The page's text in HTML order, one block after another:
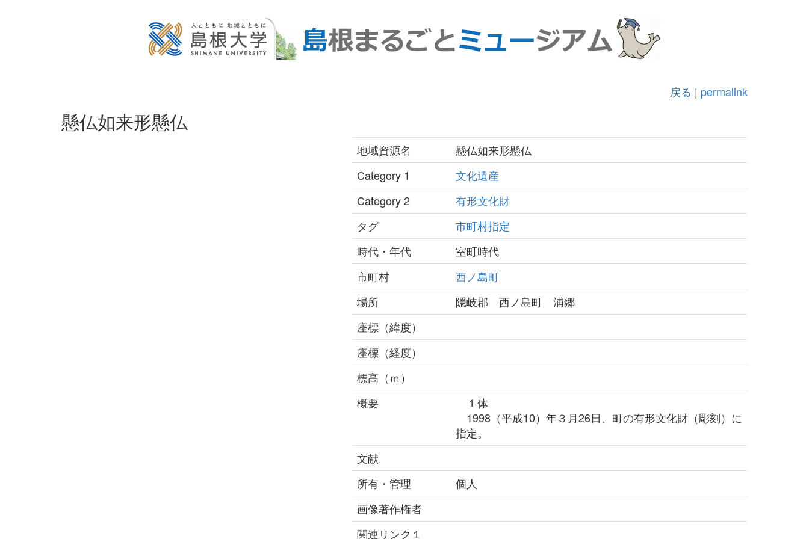
戻る | permalink
懸仏如来形懸仏
地域資源名
懸仏如来形懸仏
Category 1
文化遺産
Category 2
有形文化財
タグ
市町村指定
時代・年代
室町時代
市町村
西ノ島町
場所
隠岐郡 西ノ島町 浦郷
座標（緯度）
座標（経度）
標高（ｍ）
概要
１体
1998（平成10）年３月26日、町の有形文化財（彫刻）に
指定。
文献
所有・管理
個人
画像著作権者
関連リンク１